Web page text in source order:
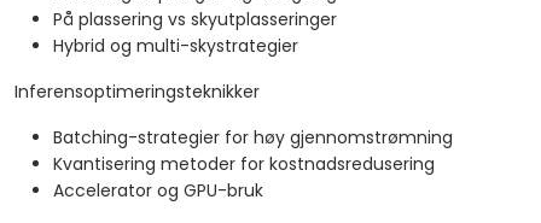
På plassering vs skyutplasseringer
Hybrid og multi-skystrategier
Inferensoptimeringsteknikker
Batching-strategier for høy gjennomstrømning
Kvantisering metoder for kostnadsredusering
Accelerator og GPU-bruk